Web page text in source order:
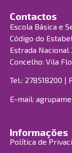
Contactos
Escola Básica e
Código do
Estrada Nacional
Concelho: Vila
Tel.: 278518200 |
E-mail:
Informações
Política de